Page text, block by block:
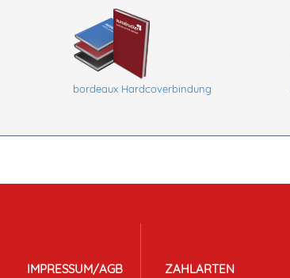
bordeaux Hardcoverbindung
IMPRESSUM/AGB ZAHLARTEN